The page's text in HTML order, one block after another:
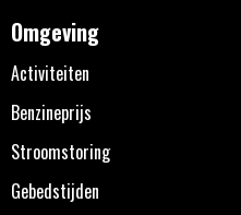
Omgeving
Activiteiten
Benzineprijs
Stroomstoring
Gebedstijden